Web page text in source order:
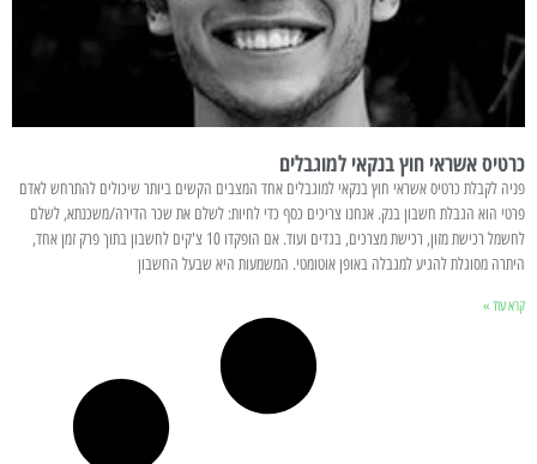
כרטיס אשראי חוץ בנקאי למוגבלים
פניה לקבלת כרטיס אשראי חוץ בנקאי למוגבלים אחד המצבים הקשים ביותר שיכולים להתרחש לאדם
פרטי הוא הגבלת חשבון בנק. אנחנו צריכים כסף כדי לחיות: לשלם את שכר הדירה/משכנתא, לשלם
לחשמל רכישת מזון, רכישת מצרכים, בגדים ועוד. אם הופקדו 10 צ'קים לחשבון בתוך פרק זמן אחד,
היתרה מסוגלת להגיע למגבלה באופן אוטומטי. המשמעות היא שבעל החשבון
קרא עוד »